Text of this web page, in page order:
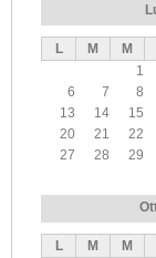
L M M
1
6
7 8
13
14 15
20
21 22
27
28 29
L M M